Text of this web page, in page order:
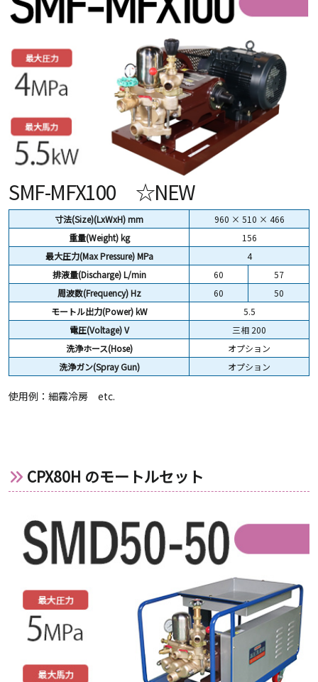
SMF-MFX100 ☆NEW
寸法(Size)(LxWxH) mm
960 × 510 × 466
重量(Weight)kg
156
最大圧力(Max Pressure) MPa
4
排液量(Discharge) L/min
60
57
周波数(Frequency) Hz
60
50
モートル出力(Power) kW
5.5
電圧(Voltage) V
三相 200
洗浄ホース(Hose)
オプション
洗浄ガン(Spray Gun)
オプション
使用例：細霧冷房 etc.
CPX80H のモートルセット